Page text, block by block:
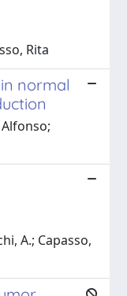
Rita
normal
A.; Capasso,